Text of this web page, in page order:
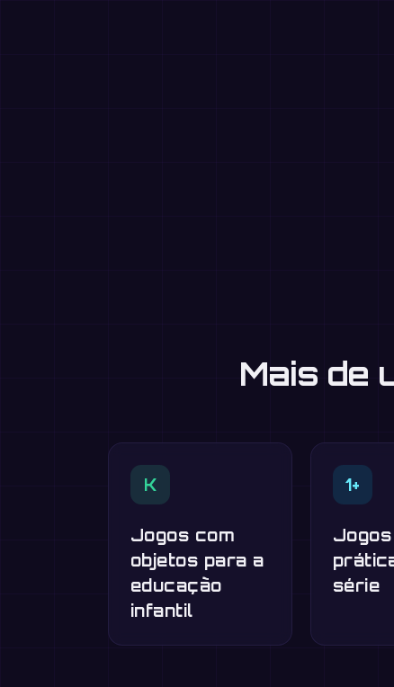
Mais de
K
Jogos com
objetos para a
educação
infantil
1+
Jogos
série